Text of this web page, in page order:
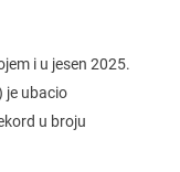
i u jesen 2025.
je ubacio
u broju